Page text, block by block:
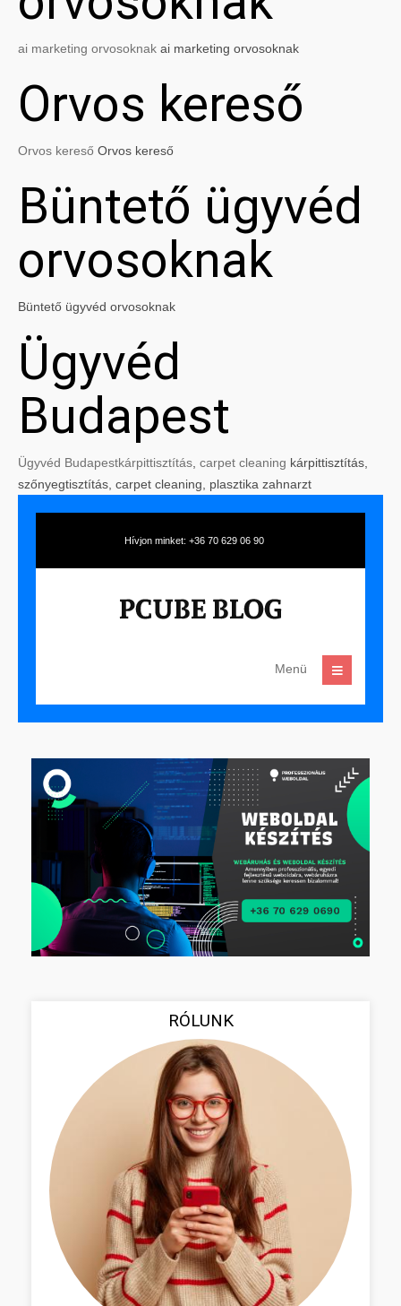
ai marketing orvosoknak ai marketing orvosoknak
Orvos kereső
Orvos kereső Orvos kereső
Büntető ügyvéd
orvosoknak
Büntető ügyvéd orvosoknak
Ügyvéd
Budapest
Ügyvéd Budapestkárpittisztítás carpet cleaning kárpittisztítás,
szőnyegtisztítás, carpet cleaning, plasztika zahnarzt
Hívjon minket: +36 70 629 06 90
Menü
RÓLUNK